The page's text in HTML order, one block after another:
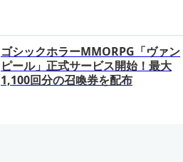
ゴシックホラーMMORPG「ヴァン
ピール」正式サービス開始！最大
1,100回分の召喚券を配布